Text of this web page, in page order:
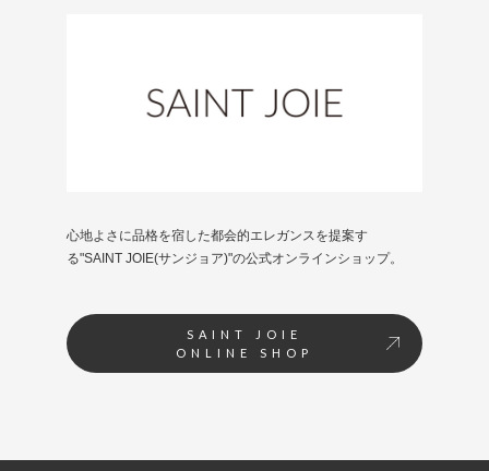
心地よさに品格を宿した都会的エレガンスを提案す
る"SAINT JOIE(サンジョア)"の公式オンラインショップ。
SAINT JOIE
ONLINE SHOP